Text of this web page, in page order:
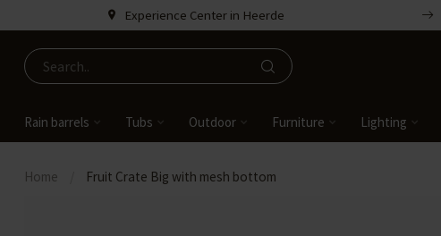
Experience Center in Heerde
Rain barrels Tubs Outdoor Furniture Lighting
Home Fruit Crate Big with mesh bottom